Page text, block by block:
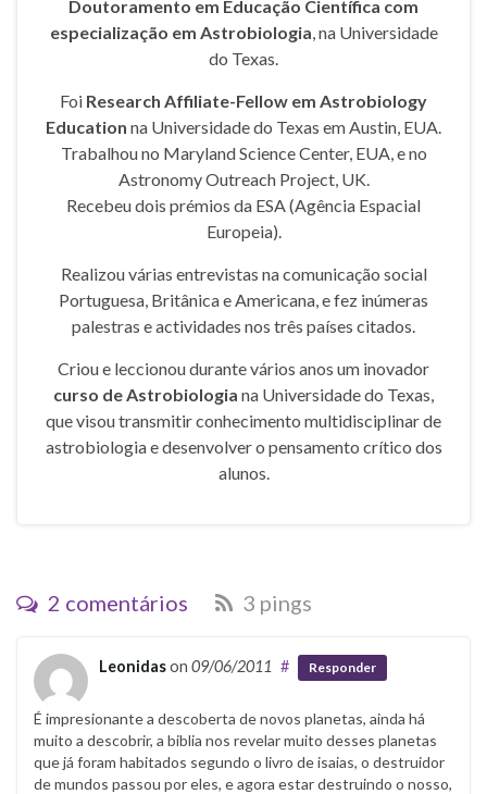
Doutoramento em Educação Científica com
especialização em Astrobiologia, na Universidade
do Texas.
Foi Research Affiliate-Fellow em Astrobiology
Education na Universidade do Texas em Austin, EUA.
Trabalhou no Maryland Science Center, EUA, e no
Astronomy Outreach Project, UK.
Recebeu dois prémios da ESA (Agência Espacial
Europeia).
Realizou várias entrevistas na comunicação social
Portuguesa, Britânica e Americana, e fez inúmeras
palestras e actividades nos três países citados.
Criou e leccionou durante vários anos um inovador
curso de Astrobiologia na Universidade do Texas,
que visou transmitir conhecimento multidisciplinar de
astrobiologia e desenvolver o pensamento crítico dos
alunos.
2 comentários 3 pings
Leonidason 09/06/2011 # Responder
É impresionante a descoberta de novos planetas, ainda há
muito a descobrir, a biblia nos revelar muito desses planetas
que já foram habitados segundo o livro de isaias, o destruidor
de mundos passou por eles, e agora estar destruindo o nosso,